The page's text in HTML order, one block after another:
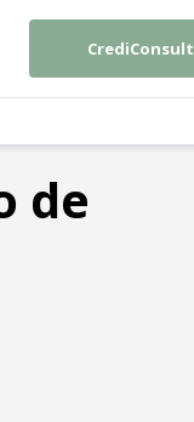
CrediConsult
de